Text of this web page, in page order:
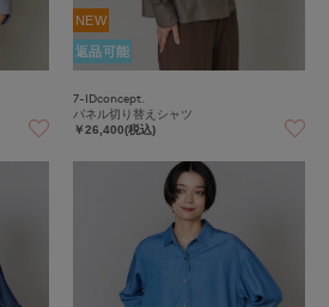
NEW
返品可能
7-IDconcept.
パネル切り替えシャツ
￥26,400(税込)